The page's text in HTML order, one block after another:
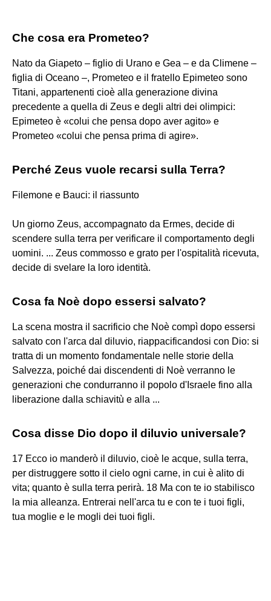
Che cosa era Prometeo?
Nato da Giapeto – figlio di Urano e Gea – e da Climene –
figlia di Oceano –, Prometeo e il fratello Epimeteo sono
Titani, appartenenti cioè alla generazione divina
precedente a quella di Zeus e degli altri dei olimpici:
Epimeteo è «colui che pensa dopo aver agito» e
Prometeo «colui che pensa prima di agire».
Perché Zeus vuole recarsi sulla Terra?
Filemone e Bauci: il riassunto
Un giorno Zeus, accompagnato da Ermes, decide di
scendere sulla terra per verificare il comportamento degli
uomini. ... Zeus commosso e grato per l'ospitalità ricevuta,
decide di svelare la loro identità.
Cosa fa Noè dopo essersi salvato?
La scena mostra il sacrificio che Noè compì dopo essersi
salvato con l'arca dal diluvio, riappacificandosi con Dio: si
tratta di un momento fondamentale nelle storie della
Salvezza, poiché dai discendenti di Noè verranno le
generazioni che condurranno il popolo d'Israele fino alla
liberazione dalla schiavitù e alla ...
Cosa disse Dio dopo il diluvio universale?
17 Ecco io manderò il diluvio, cioè le acque, sulla terra,
per distruggere sotto il cielo ogni carne, in cui è alito di
vita; quanto è sulla terra perirà. 18 Ma con te io stabilisco
la mia alleanza. Entrerai nell'arca tu e con te i tuoi figli,
tua moglie e le mogli dei tuoi figli.